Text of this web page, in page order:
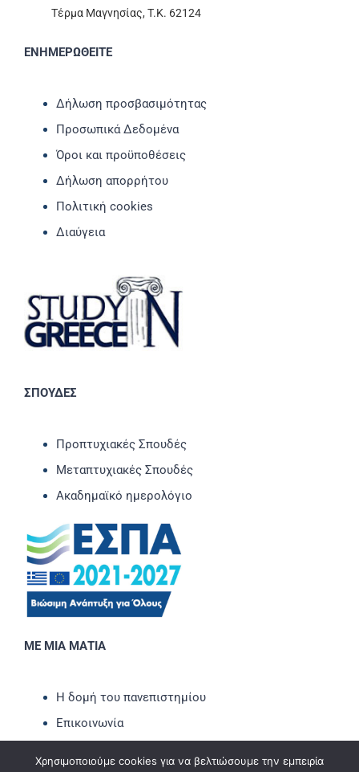
Τέρμα Μαγνησίας, T.K. 62124
ΕΝΗΜΕΡΩΘΕΙΤΕ
Δήλωση προσβασιμότητας
Προσωπικά Δεδομένα
Όροι και προϋποθέσεις
Δήλωση απορρήτου
Πολιτική cookies
Διαύγεια
ΣΠΟΥΔΕΣ
Προπτυχιακές Σπουδές
Μεταπτυχιακές Σπουδές
Ακαδημαϊκό ημερολόγιο
ΜΕ ΜΙΑ ΜΑΤΙΑ
Η δομή του πανεπιστημίου
Επικοινωνία
Χρησιμοποιούμε cookies για να βελτιώσουμε την εμπειρία